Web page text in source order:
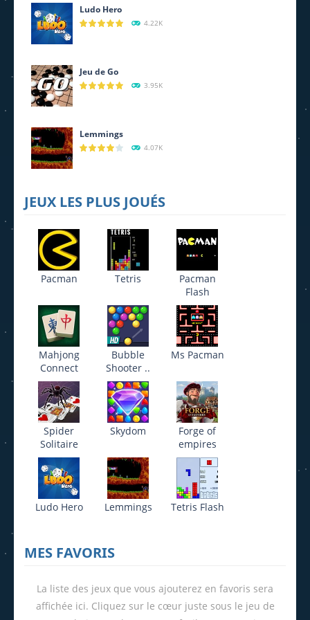
Ludo Hero
4.22K
Jeu de Go
3.95K
Lemmings
4.07K
JEUX LES PLUS JOUÉS
Pacman Tetris
Pacman
Flash
Mahjong
Connect
Bubble
Shooter ..
Ms Pacman
Spider
Solitaire
Skydom
Forge of
empires
Ludo Hero Lemmings Tetris Flash
MES FAVORIS
La liste des jeux que vous ajouterez en favoris sera
affichée ici. Cliquez sur le cœur juste sous le jeu de